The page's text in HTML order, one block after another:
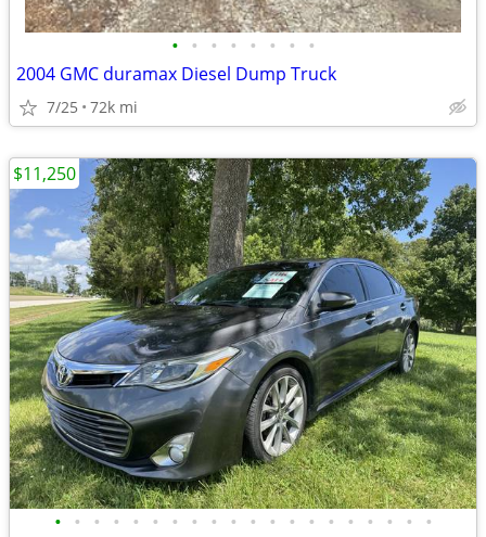
• • • • • • • •
2004 GMC duramax Diesel Dump Truck
7/25 72k mi
• • • • • • • • • • • • • • • • • • • •
$11,250